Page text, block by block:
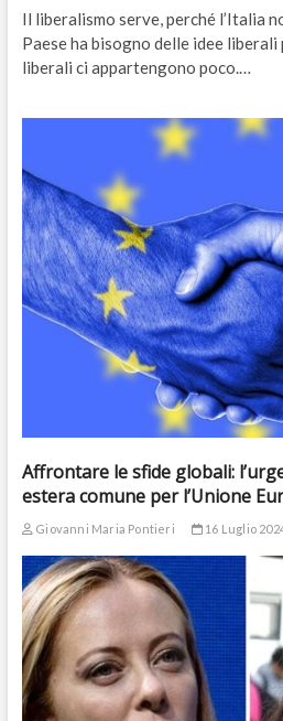
Il liberalismo serve, perché l’Italia
Paese ha bisogno delle idee
liberali ci appartengono poco.…
Affrontare le sfide globali:
estera comune per l’Unione
Giovanni Maria Pontieri 16 Luglio